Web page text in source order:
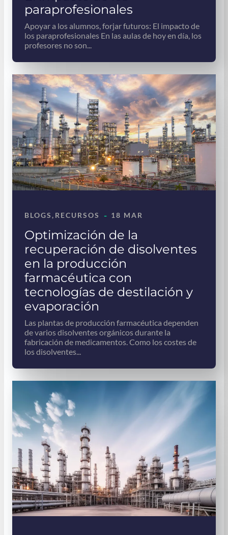
paraprofesionales
Apoyar a los alumnos, forjar futuros: El impacto de
los paraprofesionales En las aulas de hoy en día, los
profesores no son...
Optimización de la
recuperación de disolventes
en la producción
farmacéutica con
tecnologías de destilación y
evaporación
BLOGS, RECURSOS - 18 MAR
Las plantas de producción farmacéutica dependen
de varios disolventes orgánicos durante la
fabricación de medicamentos. Como los costes de
los disolventes...